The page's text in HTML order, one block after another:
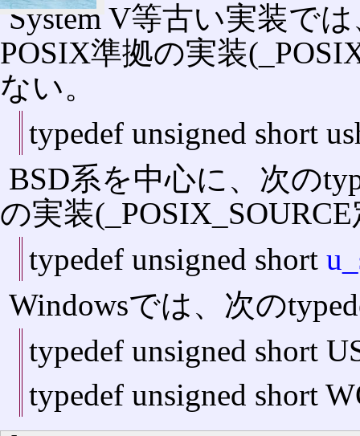
System V等古い実装で
POSIX準拠の実装
ない。
typedef unsigned short
BSD系を中心に、次の
の実装
typedef unsigned short
Windowsでは、次の
typedef unsigned short
typedef unsigned short